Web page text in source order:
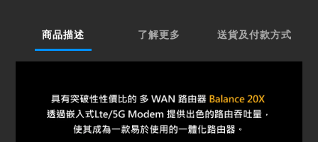
商品描述 了解更多 送貨及付款方式